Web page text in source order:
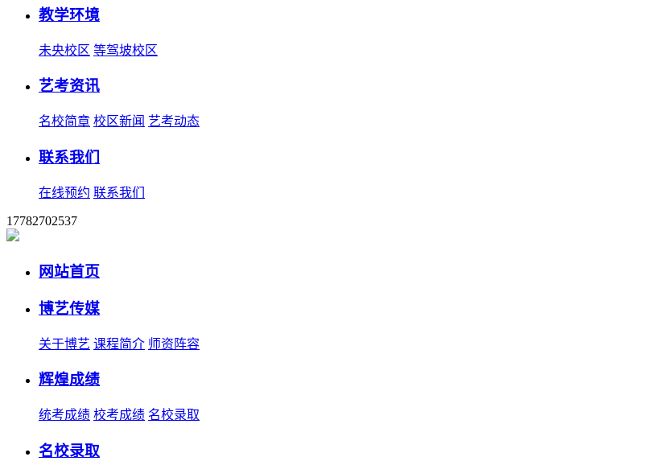
教学环境
未央校区 等驾坡校区
艺考资讯
名校简章 校区新闻 艺考动态
联系我们
在线预约 联系我们
17782702537
网站首页
博艺传媒
关于博艺 课程简介 师资阵容
辉煌成绩
统考成绩 校考成绩 名校录取
名校录取